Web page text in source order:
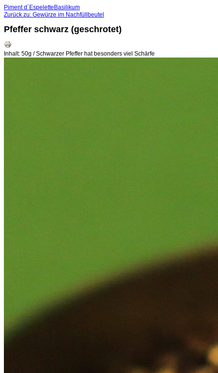
Piment d´Espelette Basilikum
Zurück zu: Gewürze im Nachfüllbeutel
Pfeffer schwarz (geschrotet)
Inhalt: 50g / Schwarzer Pfeffer hat besonders viel Schärfe